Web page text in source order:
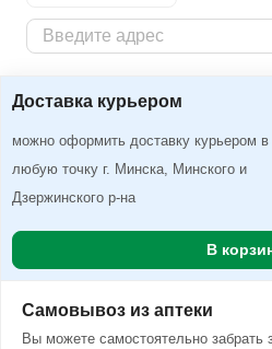
Доставка курьером
Доставка курьером
можно оформить доставку курьером в
любую точку г. Минска, Минского и
Дзержинского р-на
В
Самовывоз из аптеки
Вы можете самостоятельно забрать